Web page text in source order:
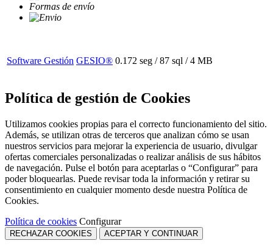
Formas de envío
Software Gestión GESIO® 0.172 seg /87 sql / 4 MB
Política de gestión de Cookies
Utilizamos cookies propias para el correcto funcionamiento del sitio.
Además, se utilizan otras de terceros que analizan cómo se usan
nuestros servicios para mejorar la experiencia de usuario, divulgar
ofertas comerciales personalizadas o realizar análisis de sus hábitos
de navegación. Pulse el botón para aceptarlas o “Configurar” para
poder bloquearlas. Puede revisar toda la información y retirar su
consentimiento en cualquier momento desde nuestra Política de
Cookies.
Política de cookies Configurar
RECHAZAR COOKIES ACEPTAR Y CONTINUAR